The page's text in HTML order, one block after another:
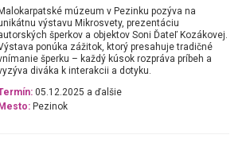
múzeum v Pezinku pozýva na
výstavu Mikrosvety, prezentáciu
šperkov a objektov Soni Ďateľ Kozákovej.
ponúka zážitok, ktorý presahuje tradičné
šperku – každý kúsok rozpráva príbeh a
diváka k interakcii a dotyku.
05.12.2025 a ďalšie
Pezinok